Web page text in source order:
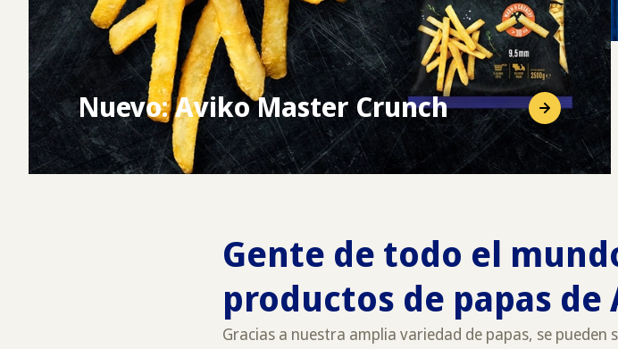
Nuevo: Aviko Master Crunch
Gente de todo el
productos de papas de
Gracias a nuestra amplia variedad de papas, se